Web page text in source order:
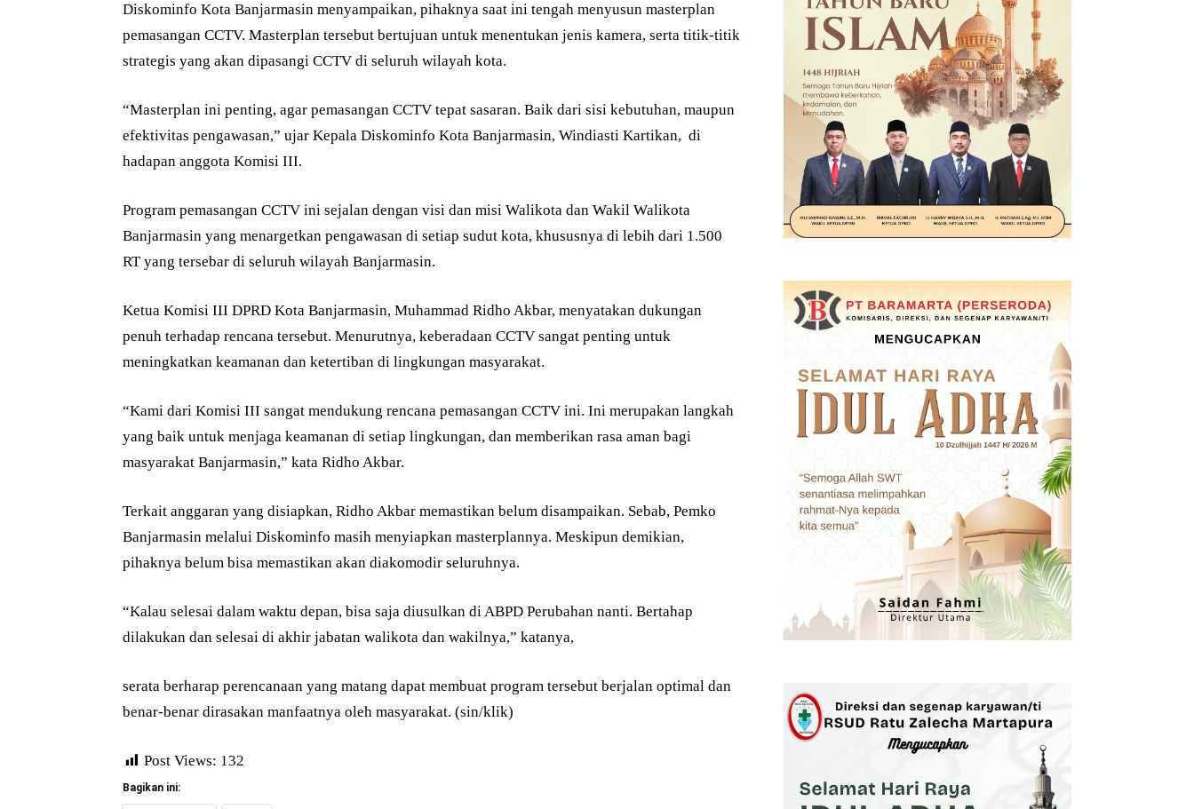
Diskominfo Kota Banjarmasin menyampaikan, pihaknya saat ini tengah menyusun masterplan
pemasangan CCTV. Masterplan tersebut bertujuan untuk menentukan jenis kamera, serta titik-titik
strategis yang akan dipasangi CCTV di seluruh wilayah kota.
“Masterplan ini penting, agar pemasangan CCTV tepat sasaran. Baik dari sisi kebutuhan, maupun
efektivitas pengawasan,” ujar Kepala Diskominfo Kota Banjarmasin, Windiasti Kartikan, di
hadapan anggota Komisi III.
Program pemasangan CCTV ini sejalan dengan visi dan misi Walikota dan Wakil Walikota
Banjarmasin yang menargetkan pengawasan di setiap sudut kota, khususnya di lebih dari 1.500
RT yang tersebar di seluruh wilayah Banjarmasin.
Ketua Komisi III DPRD Kota Banjarmasin, Muhammad Ridho Akbar, menyatakan dukungan
penuh terhadap rencana tersebut. Menurutnya, keberadaan CCTV sangat penting untuk
meningkatkan keamanan dan ketertiban di lingkungan masyarakat.
“Kami dari Komisi III sangat mendukung rencana pemasangan CCTV ini. Ini merupakan langkah
yang baik untuk menjaga keamanan di setiap lingkungan, dan memberikan rasa aman bagi
masyarakat Banjarmasin,” kata Ridho Akbar.
Terkait anggaran yang disiapkan, Ridho Akbar memastikan belum disampaikan. Sebab, Pemko
Banjarmasin melalui Diskominfo masih menyiapkan masterplannya. Meskipun demikian,
pihaknya belum bisa memastikan akan diakomodir seluruhnya.
“Kalau selesai dalam waktu depan, bisa saja diusulkan di ABPD Perubahan nanti. Bertahap
dilakukan dan selesai di akhir jabatan walikota dan wakilnya,” katanya,
serata berharap perencanaan yang matang dapat membuat program tersebut berjalan optimal dan
benar-benar dirasakan manfaatnya oleh masyarakat. (sin/klik)
Post Views: 132
Bagikan ini: